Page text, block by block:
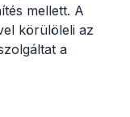
mellett. A
körülöleli az
a